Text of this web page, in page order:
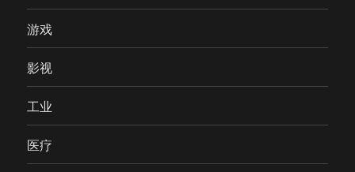
游戏
影视
工业
医疗